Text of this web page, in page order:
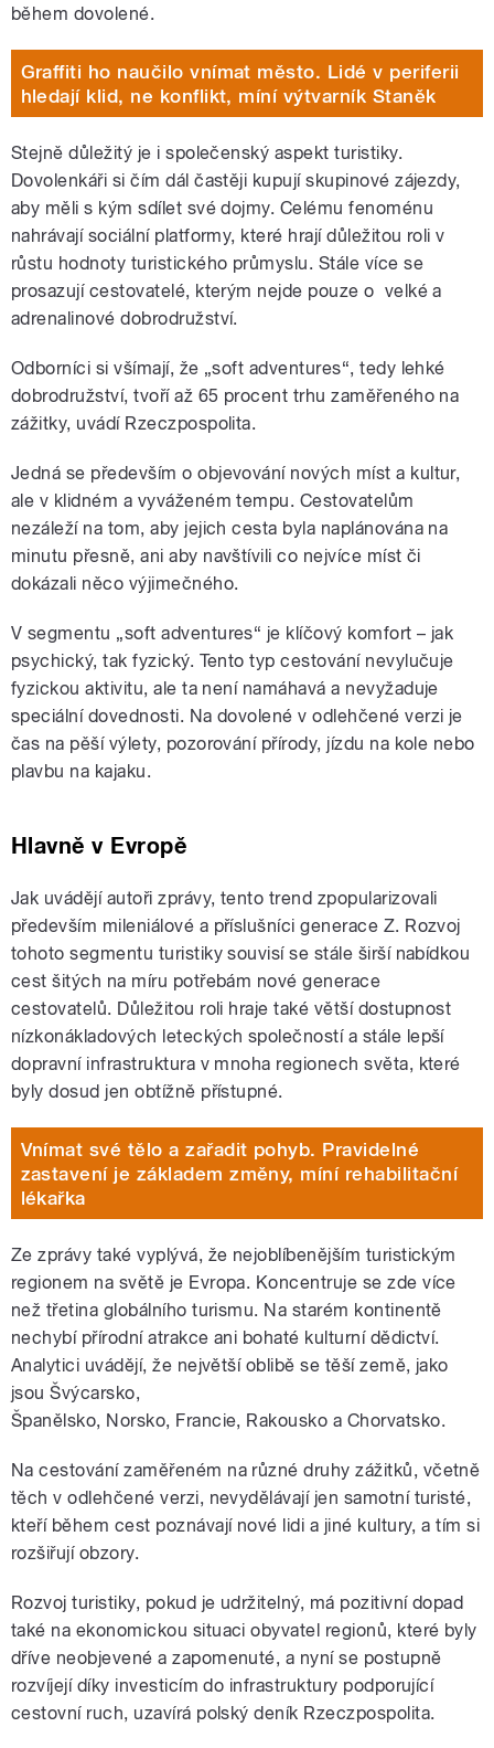
během dovolené.
Graffiti ho naučilo vnímat město. Lidé v periferii
hledají klid, ne konflikt, míní výtvarník Staněk
Stejně důležitý je i společenský aspekt turistiky.
Dovolenkáři si čím dál častěji kupují skupinové zájezdy,
aby měli s kým sdílet své dojmy. Celému fenoménu
nahrávají sociální platformy, které hrají důležitou roli v
růstu hodnoty turistického průmyslu. Stále více se
prosazují cestovatelé, kterým nejde pouze o velké a
adrenalinové dobrodružství.
Odborníci si všímají, že „soft adventures“, tedy lehké
dobrodružství, tvoří až 65 procent trhu zaměřeného na
zážitky, uvádí Rzeczpospolita.
Jedná se především o objevování nových míst a kultur,
ale v klidném a vyváženém tempu. Cestovatelům
nezáleží na tom, aby jejich cesta byla naplánována na
minutu přesně, ani aby navštívili co nejvíce míst či
dokázali něco výjimečného.
V segmentu „soft adventures“ je klíčový komfort – jak
psychický, tak fyzický. Tento typ cestování nevylučuje
fyzickou aktivitu, ale ta není namáhavá a nevyžaduje
speciální dovednosti. Na dovolené v odlehčené verzi je
čas na pěší výlety, pozorování přírody, jízdu na kole nebo
plavbu na kajaku.
Hlavně v Evropě
Jak uvádějí autoři zprávy, tento trend zpopularizovali
především mileniálové a příslušníci generace Z. Rozvoj
tohoto segmentu turistiky souvisí se stále širší nabídkou
cest šitých na míru potřebám nové generace
cestovatelů. Důležitou roli hraje také větší dostupnost
nízkonákladových leteckých společností a stále lepší
dopravní infrastruktura v mnoha regionech světa, které
byly dosud jen obtížně přístupné.
Vnímat své tělo a zařadit pohyb. Pravidelné
zastavení je základem změny, míní rehabilitační
lékařka
Ze zprávy také vyplývá, že nejoblíbenějším turistickým
regionem na světě je Evropa. Koncentruje se zde více
než třetina globálního turismu. Na starém kontinentě
nechybí přírodní atrakce ani bohaté kulturní dědictví.
Analytici uvádějí, že největší oblibě se těší země, jako
jsou Švýcarsko,
Španělsko, Norsko, Francie, Rakousko a Chorvatsko.
Na cestování zaměřeném na různé druhy zážitků, včetně
těch v odlehčené verzi, nevydělávají jen samotní turisté,
kteří během cest poznávají nové lidi a jiné kultury, a tím si
rozšiřují obzory.
Rozvoj turistiky, pokud je udržitelný, má pozitivní dopad
také na ekonomickou situaci obyvatel regionů, které byly
dříve neobjevené a zapomenuté, a nyní se postupně
rozvíjejí díky investicím do infrastruktury podporující
cestovní ruch, uzavírá polský deník Rzeczpospolita.